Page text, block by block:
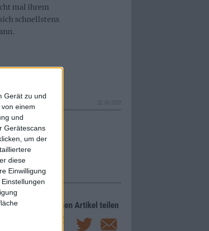
Gerät zu und
einem
und
Gerätescans
um der
diese
Einwilligung
mal ihrem
schnellstens
Diesen Artikel teilen